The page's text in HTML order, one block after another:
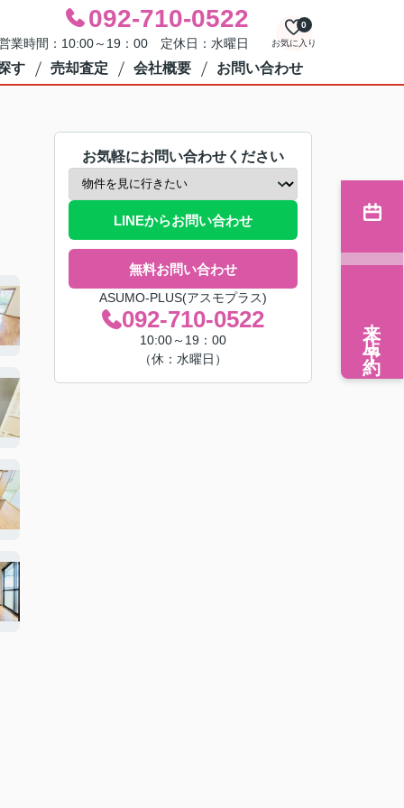
092-710-0522
業時間：10:00～19：00 定休日：水曜日 お気に入り
0
す 売却査定 会社概要 お問い合わせ
お気軽にお問い合わせください
LINEからお問い合わせ
無料お問い合わせ
ASUMO-PLUS(アスモプラス)
092-710-0522
10:00～19：00
（休：水曜日）
来店予約